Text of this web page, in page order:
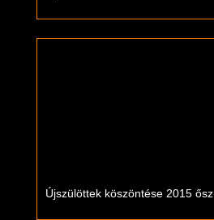
Újszülöttek köszöntése 2015 ősz